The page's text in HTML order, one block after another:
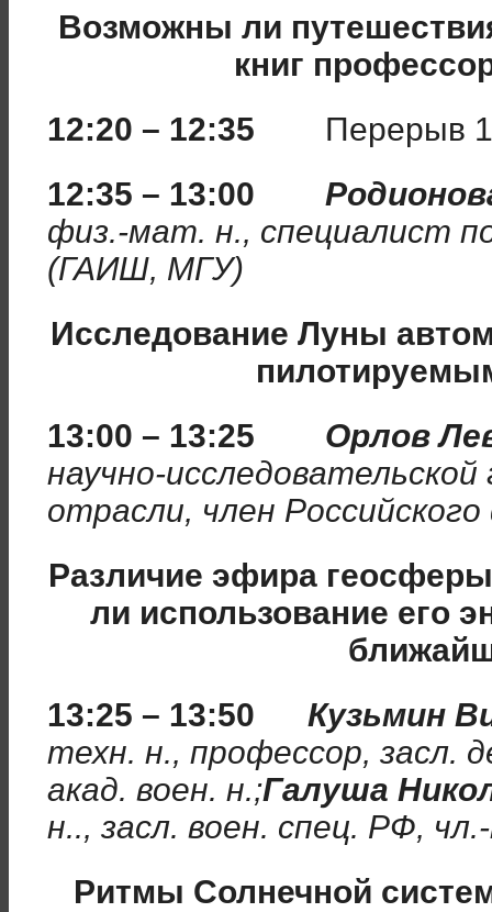
Возможны ли
книг
12:20 – 12:35 Перерыв
12:35 – 13:00
физ.-мат. н., специалист
(ГАИШ, МГУ)
Исследование Луны
13:00 – 13:25 Орлов
научно-исследовательской
отрасли, член
Различие эфира
ли использование его
13:25 – 13:50 Кузьмин
техн. н., профессор, засл.
акад. воен. н.;Галуша
н.., засл. воен. спец. РФ,
Ритмы Солнечной